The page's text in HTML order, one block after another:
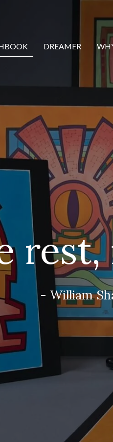
DREAMER
rest,
- William